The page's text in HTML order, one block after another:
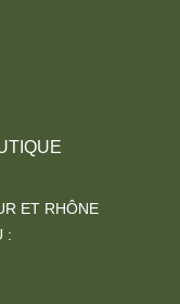
ET RHÔNE
: